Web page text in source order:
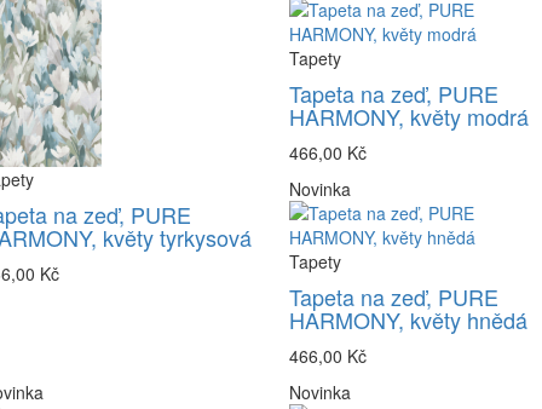
na zeď, PURE
květy tyrkysová
Kč
Tapety
Tapeta na zeď, PURE
HARMONY, květy modrá
466,00 Kč
Novinka
Tapety
Tapeta na zeď, PURE
HARMONY, květy hnědá
466,00 Kč
Novinka